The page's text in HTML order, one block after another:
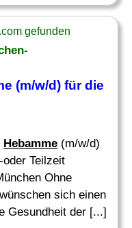
gefunden
(m/w/d) für die
Hebamme (m/w/d)
Teilzeit
Ohne
sich einen
Gesundheit der [...]